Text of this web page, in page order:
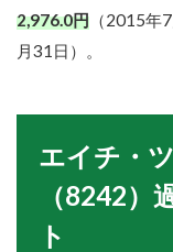
2,976.0円 （2015年
月31日）。
エイチ・
（8242）
ト